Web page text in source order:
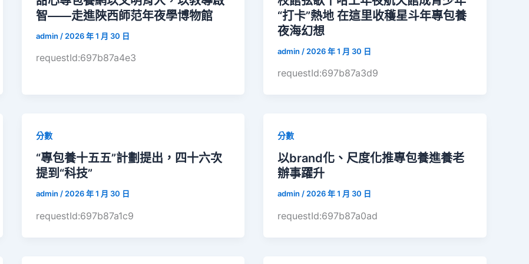
智——走進陜西師范年夜學博物館
admin / 2026 年 1 月 30 日
requestId:697b87a4e3
“打卡”熱地 在這里收穫星斗年專包養
夜海幻想
admin / 2026 年 1 月 30 日
requestId:697b87a3d9
分數
“專包養十五五”計劃提出，四十六次
提到“科技”
admin / 2026 年 1 月 30 日
requestId:697b87a1c9
分數
以brand化、尺度化推專包養進養老
辦事躍升
admin / 2026 年 1 月 30 日
requestId:697b87a0ad